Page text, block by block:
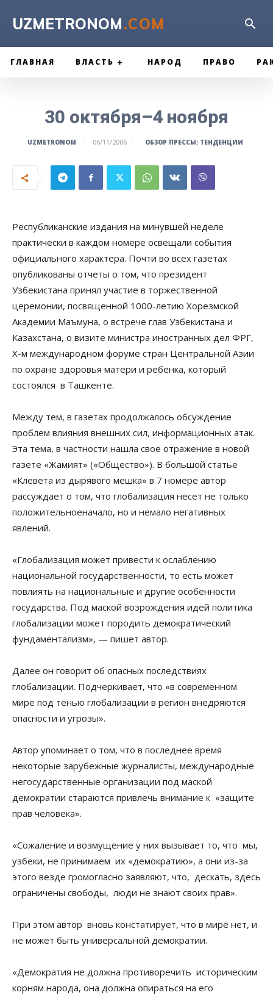
UZMETRONOM.COM
ГЛАВНАЯ ВЛАСТЬ НАРОД ПРАВО
30 октября–4 ноября
UZMETRONOM 06/11/2006 ОБЗОР ПРЕССЫ: ТЕНДЕНЦИИ
Республиканские издания на минувшей неделе
практически в каждом номере освещали события
официального характера. Почти во всех газетах
опубликованы отчеты о том, что президент
Узбекистана принял участие в торжественной
церемонии, посвященной 1000-летию Хорезмской
Академии Маъмуна, о встрече глав Узбекистана и
Казахстана, о визите министра иностранных дел ФРГ,
Х-м международном форуме стран Центральной Азии
по охране здоровья матери и ребенка, который
состоялся в Ташкенте.
Между тем, в газетах продолжалось обсуждение
проблем влияния внешних сил, информационных атак.
Эта тема, в частности нашла свое отражение в новой
газете «Жамият» («Общество»). В большой статье
«Клевета из дырявого мешка» в 7 номере автор
рассуждает о том, что глобализация несет не только
положительноеначало, но и немало негативных
явлений.
«Глобализация может привести к ослаблению
национальной государственности, то есть может
повлиять на национальные и другие особенности
государства. Под маской возрождения идей политика
глобализации может породить демократический
фундаментализм», — пишет автор.
Далее он говорит об опасных последствиях
глобализации. Подчеркивает, что «в современном
мире под тенью глобализации в регион внедряются
опасности и угрозы».
Автор упоминает о том, что в последнее время
некоторые зарубежные журналисты, международные
негосударственные организации под маской
демократии стараются привлечь внимание к «защите
прав человека».
«Сожаление и возмущение у них вызывает то, что мы,
узбеки, не принимаем их «демократию», а они из-за
этого везде громогласно заявляют, что, дескать, здесь
ограничены свободы, люди не знают своих прав».
При этом автор вновь констатирует, что в мире нет, и
не может быть универсальной демократии.
«Демократия не должна противоречить историческим
корням народа, она должна опираться на его